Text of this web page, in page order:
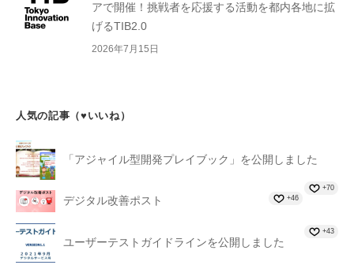
アで開催！挑戦者を応援する活動を都内各地に拡
げるTIB2.0
2026年7月15日
人気の記事（♥いいね）
「アジャイル型開発プレイブック」を公開しました
+70
デジタル改善ポスト +46
ユーザーテストガイドラインを公開しました
+43